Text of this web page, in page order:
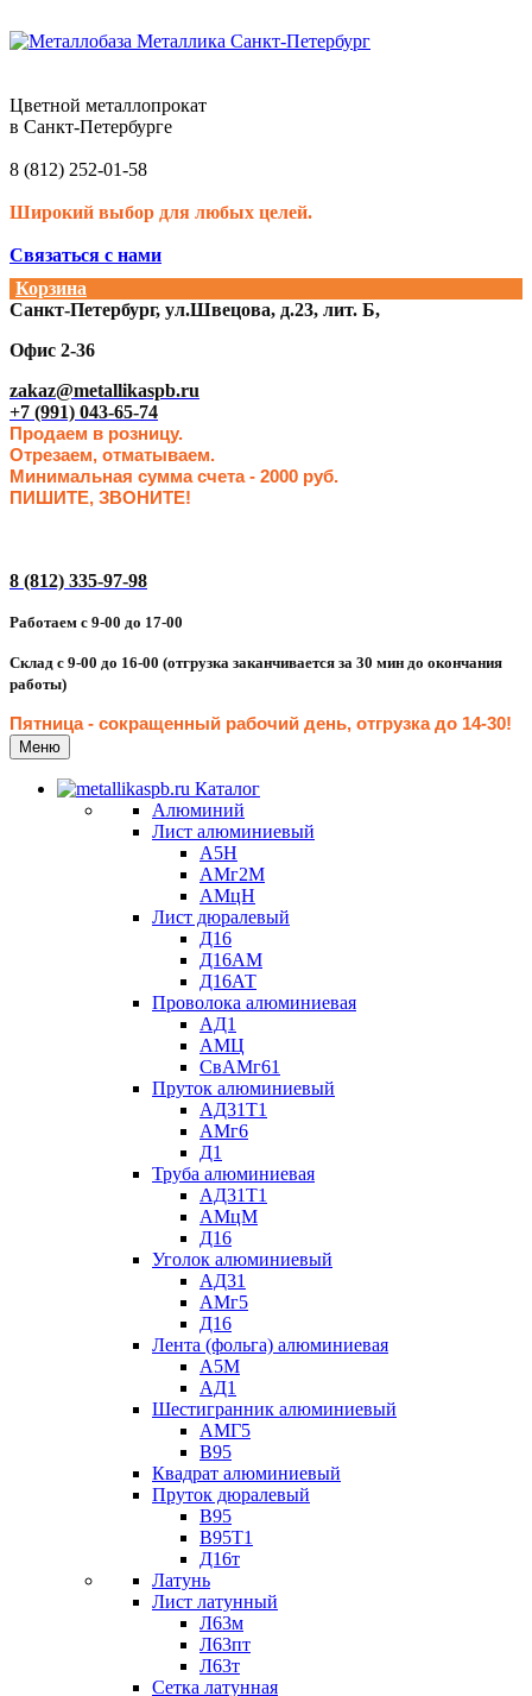
Цветной металлопрокат
в Санкт-Петербурге
8 (812) 252-01-58
Широкий выбор для любых целей.
Связаться с нами
Корзина
Санкт-Петербург, ул.Швецова, д.23, лит. Б,
Офис 2-36
zakaz@metallikaspb.ru
+7 (991) 043-65-74
Продаем в розницу.
Отрезаем, отматываем.
Минимальная сумма счета - 2000 руб.
ПИШИТЕ, ЗВОНИТЕ!
8 (812) 335-97-98
Работаем с 9-00 до 17-00
Склад с 9-00 до 16-00 (отгрузка заканчивается за 30 мин до окончания
работы)
Пятница - сокращенный рабочий день, отгрузка до 14-30!
Меню
Каталог
Алюминий
Лист алюминиевый
А5Н
АМг2М
АМцН
Лист дюралевый
Д16
Д16АМ
Д16АТ
Проволока алюминиевая
АД1
АМЦ
СвАМг61
Пруток алюминиевый
АД31Т1
АМг6
Д1
Труба алюминиевая
АД31Т1
АМцМ
Д16
Уголок алюминиевый
АД31
АМг5
Д16
Лента (фольга) алюминиевая
А5М
АД1
Шестигранник алюминиевый
АМГ5
В95
Квадрат алюминиевый
Пруток дюралевый
В95
В95Т1
Д16т
Латунь
Лист латунный
Л63м
Л63пт
Л63т
Сетка латунная